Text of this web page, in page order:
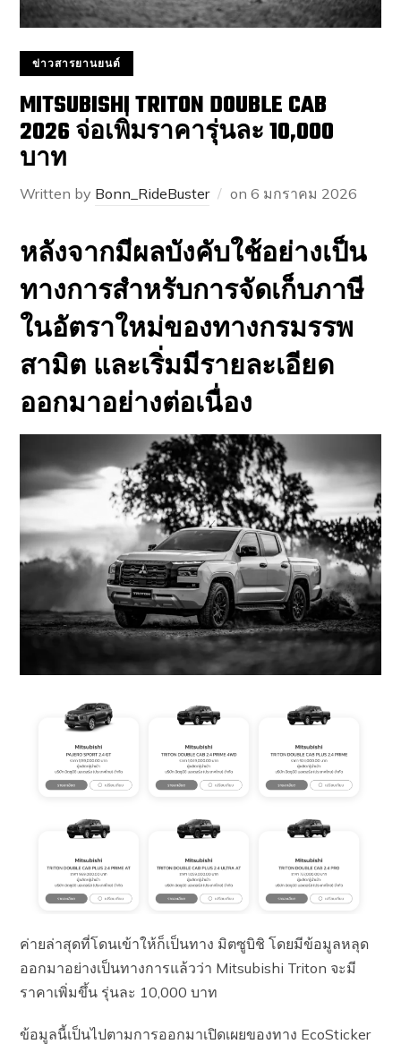
ข่าวสารยานยนต์
MITSUBISHI TRITON DOUBLE CAB
2026 จ่อเพิ่มราคารุ่นละ 10,000
บาท
Written by Bonn_RideBuster on6 มกราคม 2026
หลังจากมีผลบังคับใช้อย่างเป็น
ทางการสำหรับการจัดเก็บภาษี
ในอัตราใหม่ของทางกรมรรพ
สามิต และเริ่มมีรายละเอียด
ออกมาอย่างต่อเนื่อง
ค่ายล่าสุดที่โดนเข้าให้ก็เป็นทาง มิตซูบิชิ โดยมีข้อมูลหลุด
ออกมาอย่างเป็นทางการแล้วว่า Mitsubishi Triton จะมี
ราคาเพิ่มขึ้น รุ่นละ 10,000 บาท
ข้อมูลนี้เป็นไปตามการออกมาเปิดเผยของทาง EcoSticker